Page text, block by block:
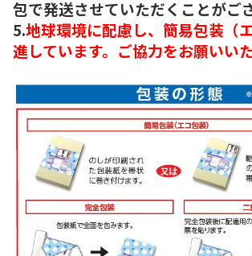
包で発送させていただくことがご
5.地球環境に配慮し、簡易包装（
進しています。ご協力をお願いいた